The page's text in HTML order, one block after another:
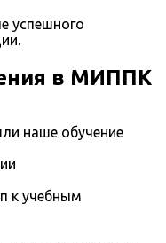
успешного
в МИППК
наше обучение
к учебным